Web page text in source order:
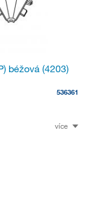
béžová (4203)
536361
více